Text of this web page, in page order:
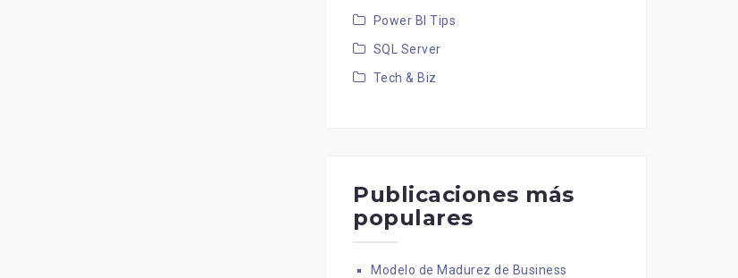
Power BI Tips
SQL Server
Tech & Biz
Publicaciones más
populares
Modelo de Madurez de Business